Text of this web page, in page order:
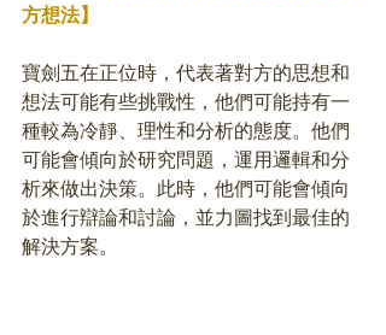
方想法】
寶劍五在正位時，代表著對方的思想和
想法可能有些挑戰性，他們可能持有一
種較為冷靜、理性和分析的態度。他們
可能會傾向於研究問題，運用邏輯和分
析來做出決策。此時，他們可能會傾向
於進行辯論和討論，並力圖找到最佳的
解決方案。